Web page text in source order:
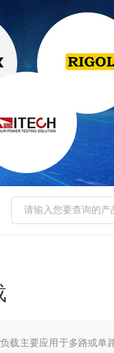
载主要应用于多路或单